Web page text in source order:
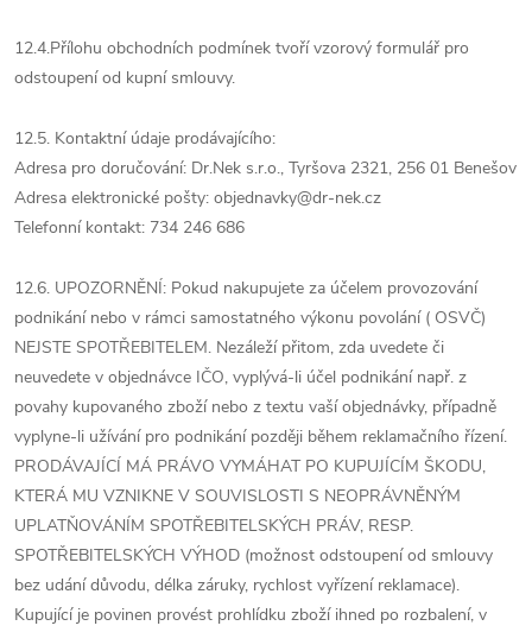
12.4.Přílohu obchodních podmínek tvoří vzorový formulář pro
odstoupení od kupní smlouvy.
12.5. Kontaktní údaje prodávajícího:
Adresa pro doručování: Dr.Nek s.r.o., Tyršova 2321, 256 01 Benešov
Adresa elektronické pošty: objednavky@dr-nek.cz
Telefonní kontakt: 734 246 686
12.6. UPOZORNĚNÍ: Pokud nakupujete za účelem provozování
podnikání nebo v rámci samostatného výkonu povolání ( OSVČ)
NEJSTE SPOTŘEBITELEM. Nezáleží přitom, zda uvedete či
neuvedete v objednávce IČO, vyplývá-li účel podnikání např. z
povahy kupovaného zboží nebo z textu vaší objednávky, případně
vyplyne-li užívání pro podnikání později během reklamačního řízení.
PRODÁVAJÍCÍ MÁ PRÁVO VYMÁHAT PO KUPUJÍCÍM ŠKODU,
KTERÁ MU VZNIKNE V SOUVISLOSTI S NEOPRÁVNĚNÝM
UPLATŇOVÁNÍM SPOTŘEBITELSKÝCH PRÁV, RESP.
SPOTŘEBITELSKÝCH VÝHOD (možnost odstoupení od smlouvy
bez udání důvodu, délka záruky, rychlost vyřízení reklamace).
Kupující je povinen provést prohlídku zboží ihned po rozbalení, v